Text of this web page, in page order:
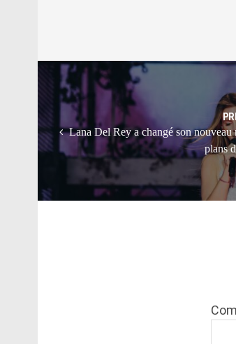
Post
navigation
Lana Del Rey a changé son nouveau
plans